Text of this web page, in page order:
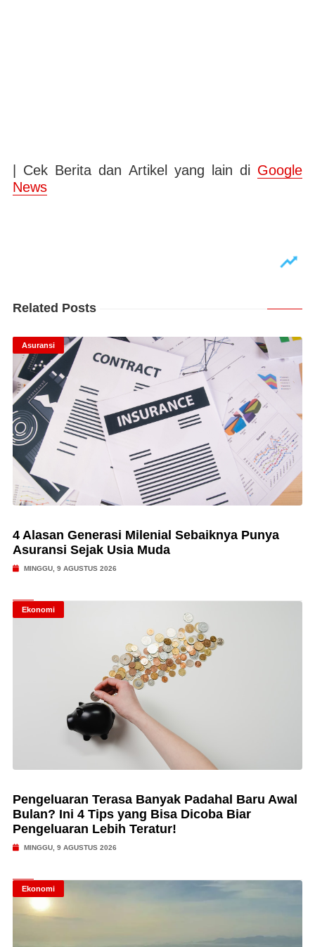
| Cek Berita dan Artikel yang lain di Google
News
Related Posts
Asuransi
4 Alasan Generasi Milenial Sebaiknya Punya
Asuransi Sejak Usia Muda
MINGGU, 9 AGUSTUS 2026
Ekonomi
Pengeluaran Terasa Banyak Padahal Baru Awal
Bulan? Ini 4 Tips yang Bisa Dicoba Biar
Pengeluaran Lebih Teratur!
MINGGU, 9 AGUSTUS 2026
Ekonomi